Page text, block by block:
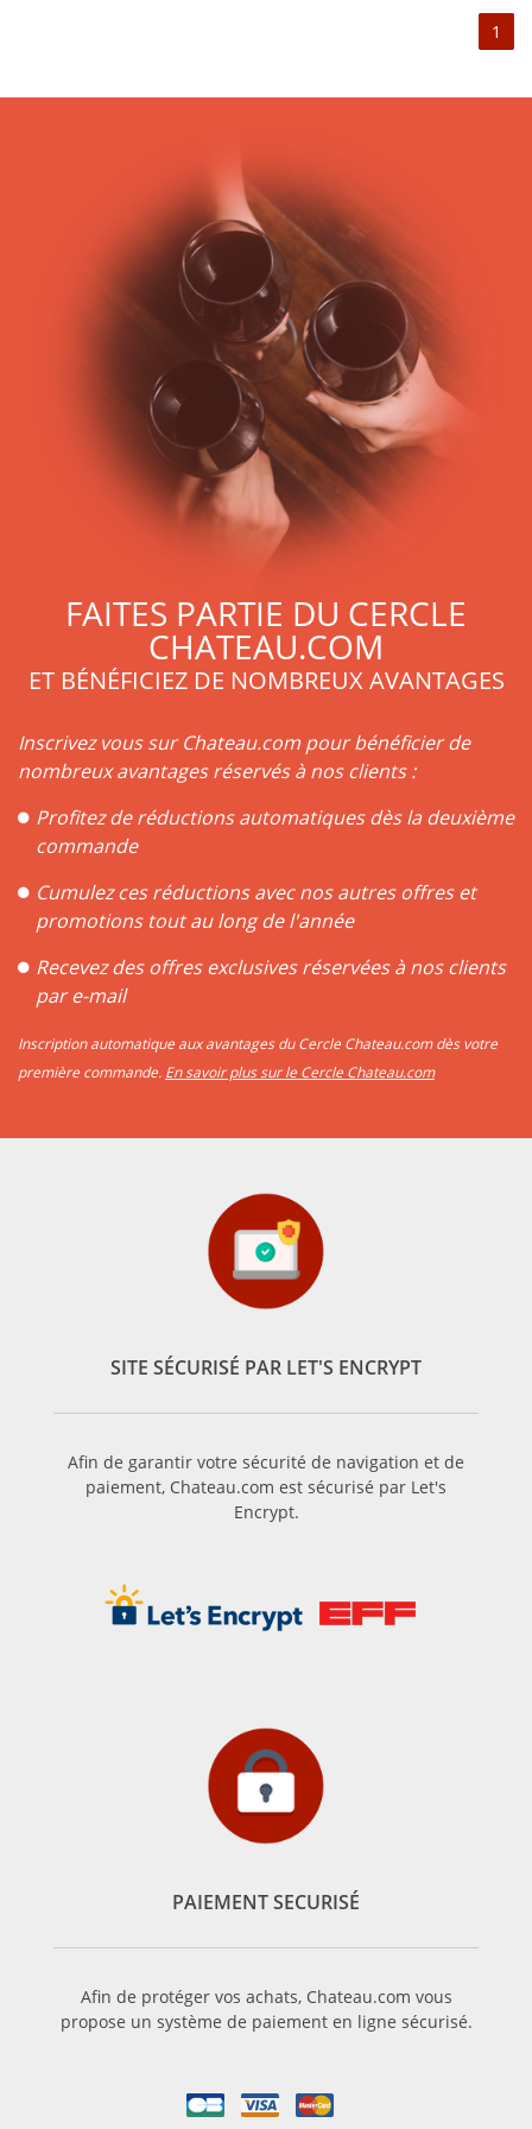
) ont bâti la réputation des vins de Bordeaux. Au-
des appellations régionales telles que le Bordeaux supérieur.
obligatoirement l’objet d’un élevage de plus de neuf mois.
Bien que cela ne soit pas la seule raison de l’importante
viticulture dans cette zone du Sud-Ouest, elle bénéficie de
conditions climatiques et de diversité de texture de sols, qui
font la qualité des vins de Bordeaux. Pourtant, la raison de
l’implantation du commerce du vin dans cette région est
avant tout très ancienne et fruit de l’histoire.
Les origines du vignoble bordelais remontent au 1er siècle,
où a commencé l’implantation des vignes ; mais c’est surtout
au Moyen-Age que le commerce autour du vin de bordeaux
s’est développé, du fait de l’essor de la navigation et des
fleuves le facilitant dans cette région.
Dernier millésime notable, 2009 a été particulièrement bien
réussi pour l’ensemble du vin de Bordeaux. Il a marqué les
Les vins de Bordeaux sont réputés partout dans le monde
pour leurs arômes incomparables. Ses grands crus ont pour
secret le mélange judicieux de cépages caractéristiques des
pour le rouge ; le Sauvignon, le Muscadelle, et le Sémillon
pour le blanc. D’autres cépages accessoires sont également
utilisés pour le blanc, mais en quantité limitée : Ugni Blanc,
Ondenc, Merlot Blanc et Colombard.
1
FAITES PARTIE DU CERCLE
CHATEAU.COM
ET BÉNÉFICIEZ DE NOMBREUX AVANTAGES
Inscrivez vous sur Chateau.com pour bénéficier de
nombreux avantages réservés à nos clients :
Profitez de réductions automatiques dès la deuxième
commande
Cumulez ces réductions avec nos autres offres et
promotions tout au long de l'année
Recevez des offres exclusives réservées à nos clients
par e-mail
Inscription automatique aux avantages du Cercle Chateau.com dès votre
première commande. En savoir plus sur le Cercle Chateau.com
SITE SÉCURISÉ PAR LET'S ENCRYPT
Afin de garantir votre sécurité de navigation et de
paiement, Chateau.com est sécurisé par Let's
Encrypt.
PAIEMENT SECURISÉ
Afin de protéger vos achats, Chateau.com vous
propose un système de paiement en ligne sécurisé.